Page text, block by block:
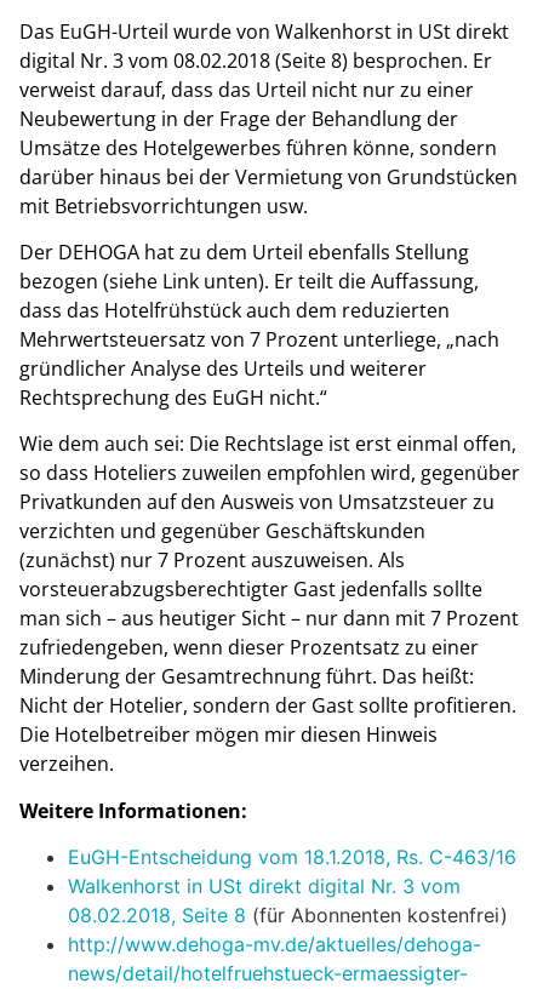
Das EuGH-Urteil wurde von Walkenhorst in USt direkt
digital Nr. 3 vom 08.02.2018 (Seite 8) besprochen. Er
verweist darauf, dass das Urteil nicht nur zu einer
Neubewertung in der Frage der Behandlung der
Umsätze des Hotelgewerbes führen könne, sondern
darüber hinaus bei der Vermietung von Grundstücken
mit Betriebsvorrichtungen usw.
Der DEHOGA hat zu dem Urteil ebenfalls Stellung
bezogen (siehe Link unten). Er teilt die Auffassung,
dass das Hotelfrühstück auch dem reduzierten
Mehrwertsteuersatz von 7 Prozent unterliege, „nach
gründlicher Analyse des Urteils und weiterer
Rechtsprechung des EuGH nicht.“
Wie dem auch sei: Die Rechtslage ist erst einmal offen,
so dass Hoteliers zuweilen empfohlen wird, gegenüber
Privatkunden auf den Ausweis von Umsatzsteuer zu
verzichten und gegenüber Geschäftskunden
(zunächst) nur 7 Prozent auszuweisen. Als
vorsteuerabzugsberechtigter Gast jedenfalls sollte
man sich – aus heutiger Sicht ­­­– nur dann mit 7 Prozent
zufriedengeben, wenn dieser Prozentsatz zu einer
Minderung der Gesamtrechnung führt. Das heißt:
Nicht der Hotelier, sondern der Gast sollte profitieren.
Die Hotelbetreiber mögen mir diesen Hinweis
verzeihen.
Weitere Informationen:
EuGH-Entscheidung vom 18.1.2018, Rs. C-463/16
Walkenhorst in USt direkt digital Nr. 3 vom
08.02.2018, Seite 8 (für Abonnenten kostenfrei)
http://www.dehoga-mv.de/aktuelles/dehoga-
news/detail/hotelfruehstueck-ermaessigter-